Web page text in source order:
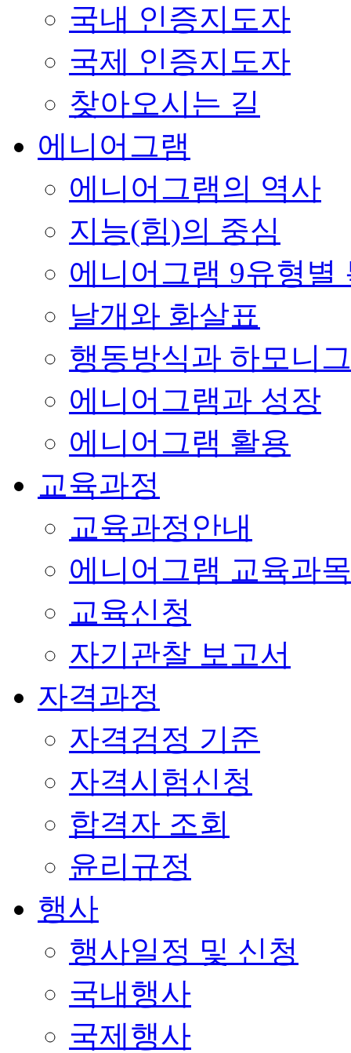
국내 인증지도자
국제 인증지도자
찾아오시는 길
에니어그램
에니어그램의 역사
지능(힘)의 중심
에니어그램 9유형별
날개와 화살표
행동방식과 하모니
에니어그램과 성장
에니어그램 활용
교육과정
교육과정안내
에니어그램 교육과목
교육신청
자기관찰 보고서
자격과정
자격검정 기준
자격시험신청
합격자 조회
윤리규정
행사
행사일정 및 신청
국내행사
국제행사